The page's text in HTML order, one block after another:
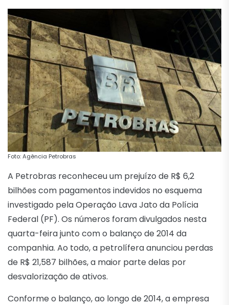
Foto: Agência Petrobras
A Petrobras reconheceu um prejuízo de R$ 6,2
bilhões com pagamentos indevidos no esquema
investigado pela Operação Lava Jato da Polícia
Federal (PF). Os números foram divulgados nesta
quarta-feira junto com o balanço de 2014 da
companhia. Ao todo, a petrolífera anunciou perdas
de R$ 21,587 bilhões, a maior parte delas por
desvalorização de ativos.
Conforme o balanço, ao longo de 2014, a empresa